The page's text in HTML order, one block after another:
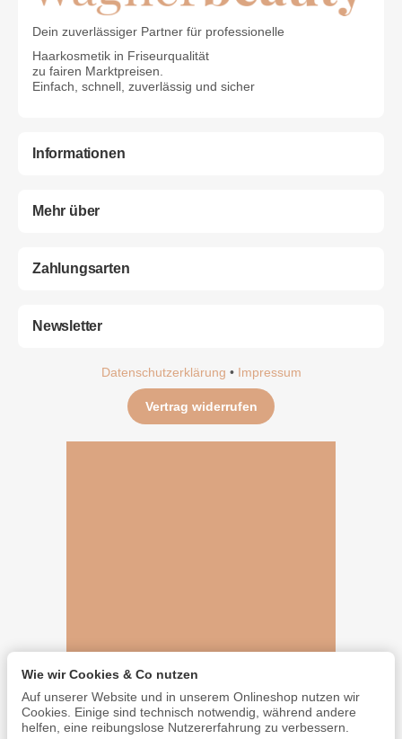
Dein zuverlässiger Partner für professionelle
Haarkosmetik in Friseurqualität
zu fairen Marktpreisen.
Einfach, schnell, zuverlässig und sicher
Informationen
Mehr über
Zahlungsarten
Newsletter
Datenschutzerklärung • Impressum
Vertrag widerrufen
Wie wir Cookies & Co nutzen
Auf unserer Website und in unserem Onlineshop nutzen wir
Cookies. Einige sind technisch notwendig, während andere
helfen, eine reibungslose Nutzererfahrung zu verbessern.